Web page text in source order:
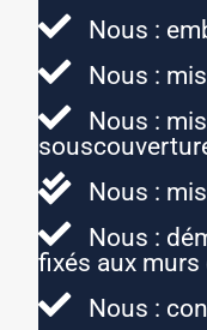
Nous :
Nous :
Nous :
Nous :
Nous :
fixés aux
Nous :